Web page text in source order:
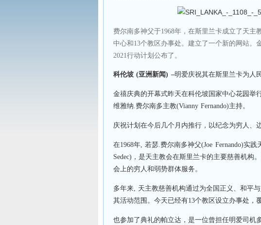
费尔南多神父于1968年，在斯里兰卡成立了天主
中心和13个教区办事处。建立了一个新的网站。
2021行动计划公布了。
科伦坡 (亚洲新闻) –明爱庆祝其在斯里兰卡为人
金禧庆典的开幕式昨天在科伦坡国家中心花园举
维雅纳.费尔南多主教(Vianny Fernando)主持。
庆祝计划在今后几个月内推行，以纪念为穷人、
在1968年, 若瑟.费尔南多神父(Joe Fernando)实
Sedec)，是天主教会在斯里兰卡的主要慈善机构
会上的穷人和弱势群体服务。
多年来, 天主教慈善机构通过为全国正义、和平
其活动范围。今天已经有13个教区设立办事处，
也参加了典礼的帕立达，是一位曾担任明爱司机